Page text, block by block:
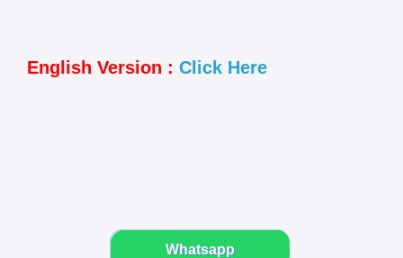
English Version :Click Here
Whatsapp